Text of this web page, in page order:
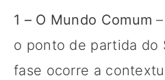
1 – O Mundo Comum
o ponto de partida do
fase ocorre a